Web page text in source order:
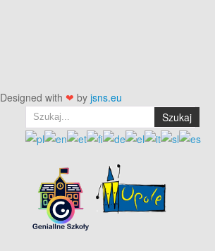
Designed with ❤ by jsns.eu
Szukaj